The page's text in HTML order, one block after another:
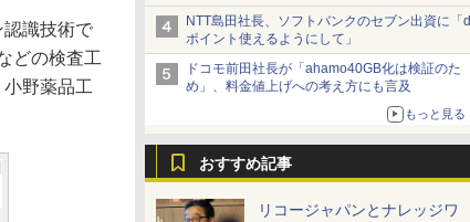
NTT島田社長、ソフトバンクのセブン出資に「d
ポイント使えるようにして」
ドコモ前田社長が「ahamo40GB化は検証のた
め」、料金値上げへの考え方にも言及
もっと見る
おすすめ記事
リコージャパンとナレッジワ
識技術で
どの検査工
野薬品工